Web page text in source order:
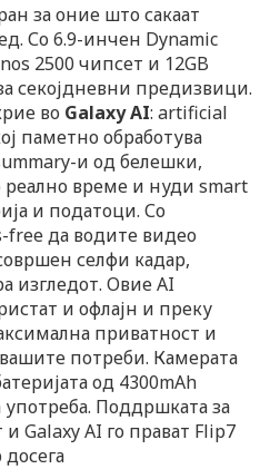
за оние што сакаат
Со 6.9-инчен Dynamic
2500 чипсет и 12GB
секојдневни предизвици.
во Galaxy AI: artificial
паметно обработува
и од белешки,
реално време и нуди smart
и податоци. Со
free да водите видео
селфи кадар,
изгледот. Овие AI
и офлајн и преку
приватност и
потреби. Камерата
од 4300mAh
Поддршката за
Galaxy AI го прават Flip7